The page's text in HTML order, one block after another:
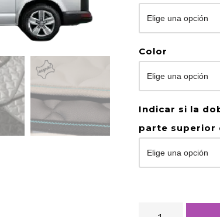
Color
Indicar si la
parte superior